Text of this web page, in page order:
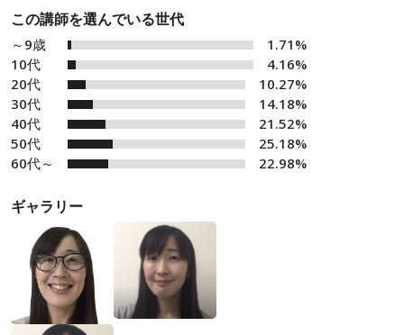
この講師を選んでいる世代
～9歳
1.71%
10代
4.16%
20代
10.27%
30代
14.18%
40代
21.52%
50代
25.18%
60代～
22.98%
ギャラリー